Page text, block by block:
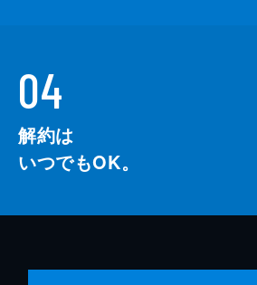
04
解約は
いつでもOK。